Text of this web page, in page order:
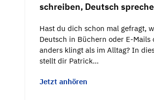
schreiben, Deutsch
Hast du dich schon mal gefragt,
Deutsch in Büchern oder E-Mails
anders klingt als im Alltag? In
stellt dir Patrick…
Jetzt anhören